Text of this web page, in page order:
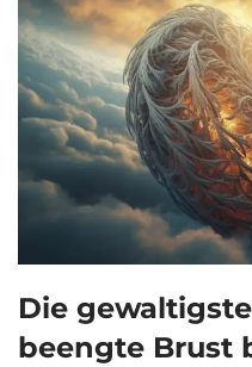
Die
beengte Brust